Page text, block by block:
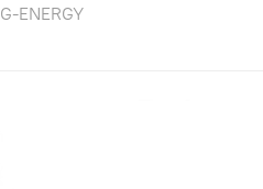
G-ENERGY